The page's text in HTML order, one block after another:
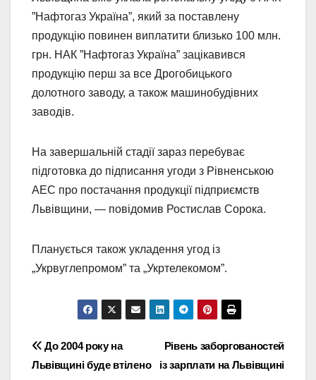
”Нафтогаз Україна”, який за поставлену
продукцію повинен виплатити близько 100 млн.
грн. НАК ”Нафтогаз Україна” зацікавився
продукцію перш за все Дрогобицького
долотного заводу, а також машинобудівних
заводів.
На завершальній стадії зараз перебуває
підготовка до підписання угоди з Рівненською
АЕС про постачання продукції підприємств
Львівщини, — повідомив Ростислав Сорока.
Планується також укладення угод із
„Укрвуглепромом” та „Укртелекомом”.
Навігація
Рівень заборгованостей
із зарплати на Львівщині
До 2004 року на
Львівщині буде втілено